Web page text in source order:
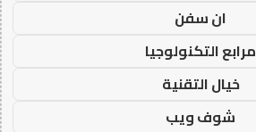
ان سفن
مرابع التكنولوجيا
خيال التقنية
شوف ويب